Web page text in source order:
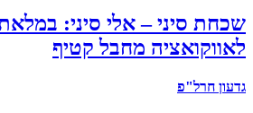
לאווקואציה מחבל קטיף
גדעון חרל"פ